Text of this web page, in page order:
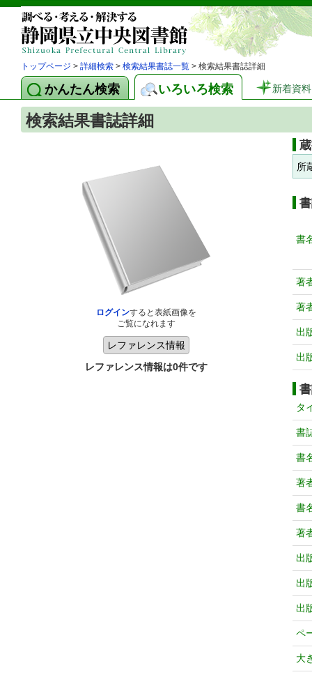
トップページ > 詳細検索 > 検索結果書誌一覧 > 検索結果書誌詳細
かんたん検索 いろいろ検索 新着資料
検索結果書誌詳細
ログインすると表紙画像を
ご覧になれます
レファレンス情報は0件です
所
書
著
著
出
出
タ
書
書
著
書
著
出
出
出
ペ
大